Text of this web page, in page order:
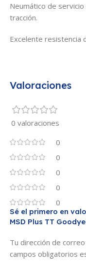
Neumático de
tracción.
Excelente resistencia
Valoraciones
0 valoraciones
0
0
0
0
0
Sé el primero en
MSD Plus TT
Tu dirección de
campos obligatorios